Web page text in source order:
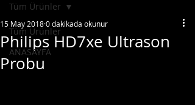
Tüm Ürünler
ANASAYFA
Tüm Ürünler
Philips HD7xe Ultrason
Probu
15 May 20180 dakikada okunur